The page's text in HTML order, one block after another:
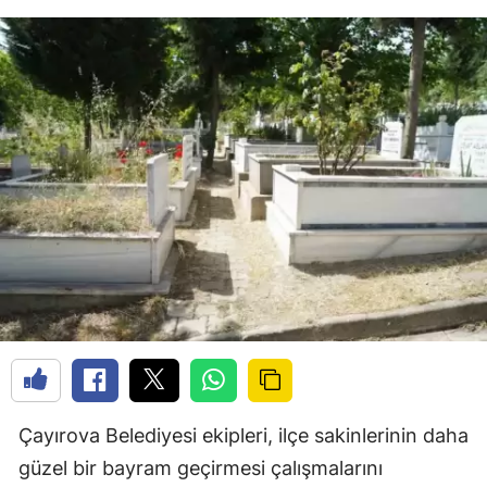
Çayırova Belediyesi ekipleri, ilçe sakinlerinin daha
güzel bir bayram geçirmesi çalışmalarını